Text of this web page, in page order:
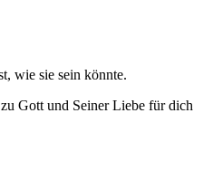
wie sie sein könnte.
Gott und Seiner Liebe für dich